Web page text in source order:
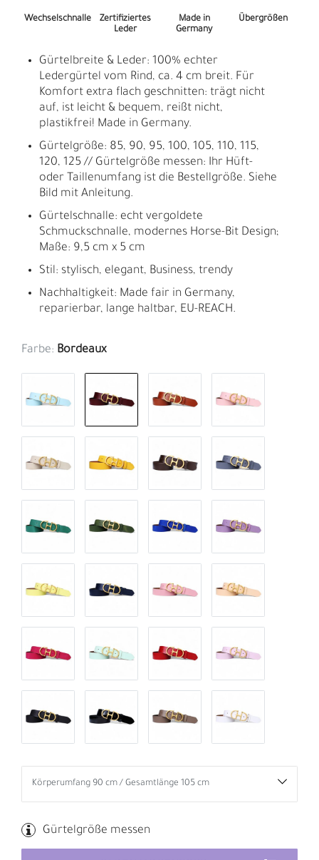
Wechselschnalle
Zertifiziertes
Leder
Made in
Germany
Übergrößen
Gürtelbreite & Leder: 100% echter
Ledergürtel vom Rind, ca. 4 cm breit. Für
Komfort extra flach geschnitten: trägt nicht
auf, ist leicht & bequem, reißt nicht,
plastikfrei! Made in Germany.
Gürtelgröße: 85, 90, 95, 100, 105, 110, 115,
120, 125 // Gürtelgröße messen: Ihr Hüft-
oder Taillenumfang ist die Bestellgröße. Siehe
Bild mit Anleitung.
Gürtelschnalle: echt vergoldete
Schmuckschnalle, modernes Horse-Bit Design;
Maße: 9,5 cm x 5 cm
Stil: stylisch, elegant, Business, trendy
Nachhaltigkeit: Made fair in Germany,
reparierbar, lange haltbar, EU-REACH.
Farbe: Bordeaux
Gürtelgröße messen